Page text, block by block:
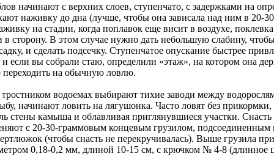
начинают с верхних слоев, ступенчато, с задержками на
наживку до дна (лучше, чтобы она зависала над ним в 20-
на стадии, когда поплавок еще висит в воздухе,
в сторону. В этом случае нужно дать небольшую слабину,
и сделать подсечку. Ступенчатое опускание быстрее
и если вы собрали стаю, определили «этаж», на котором она
на обычную ловлю.
водоемах выбирают тихие заводи между
начинают ловить на лягушонка. Часто ловят без прикормки,
стены камыша и облавливая приглянувшиеся участки.
с 20-30-граммовым концевым грузилом, подсоединенным
(чтобы снасть не перекручивалась). Выше грузила
0,18-0,2 мм, длиной 10-15 см, с крючком № 4-8 (длинное